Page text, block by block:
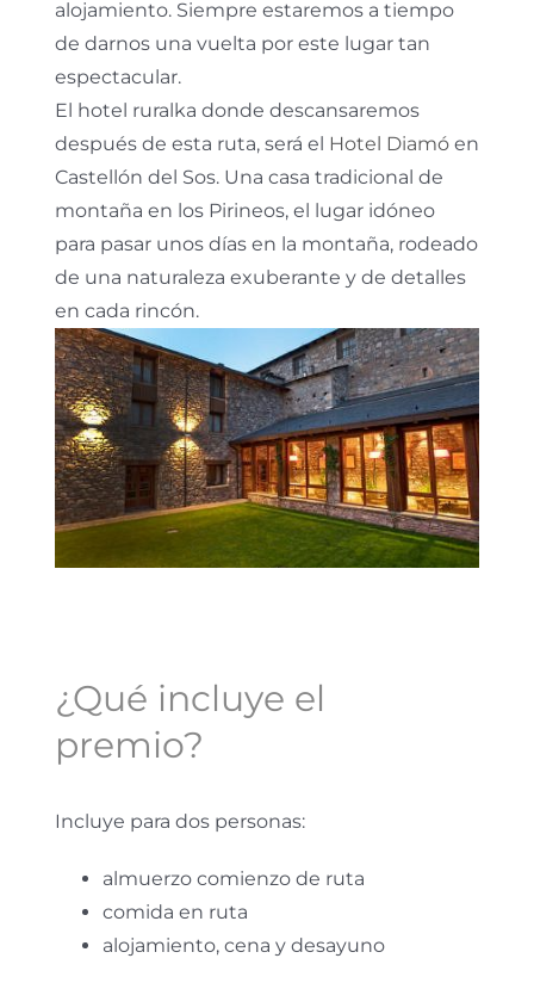
alojamiento. Siempre estaremos a tiempo
de darnos una vuelta por este lugar tan
espectacular.
El hotel ruralka donde descansaremos
después de esta ruta, será el Hotel Diamóen
Castellón del Sos. Una casa tradicional de
montaña en los Pirineos, el lugar idóneo
para pasar unos días en la montaña, rodeado
de una naturaleza exuberante y de detalles
en cada rincón.
¿Qué incluye el
premio?
Incluye para dos personas:
almuerzo comienzo de ruta
comida en ruta
alojamiento, cena y desayuno